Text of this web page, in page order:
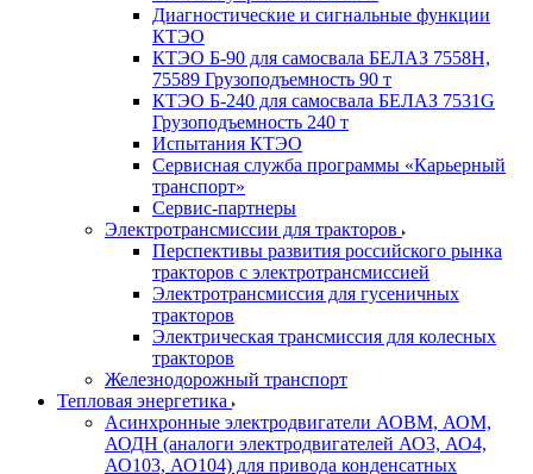
Диагностические и сигнальные функции
КТЭО
КТЭО Б-90 для самосвала БЕЛАЗ 7558H,
75589 Грузоподъемность 90 т
КТЭО Б-240 для самосвала БЕЛАЗ 7531G
Грузоподъемность 240 т
Испытания КТЭО
Сервисная служба программы «Карьерный
транспорт»
Сервис-партнеры
Электротрансмиссии для тракторов
Перспективы развития российского рынка
тракторов с электротрансмиссией
Электротрансмиссия для гусеничных
тракторов
Электрическая трансмиссия для колесных
тракторов
Железнодорожный транспорт
Тепловая энергетика
Асинхронные электродвигатели АОВМ, АОМ,
АОДН (аналоги электродвигателей АО3, АО4,
АО103, АО104) для привода конденсатных